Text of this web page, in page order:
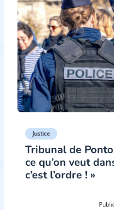
Justice
Tribunal de
ce qu’on veut
c’est l’ordre ! »